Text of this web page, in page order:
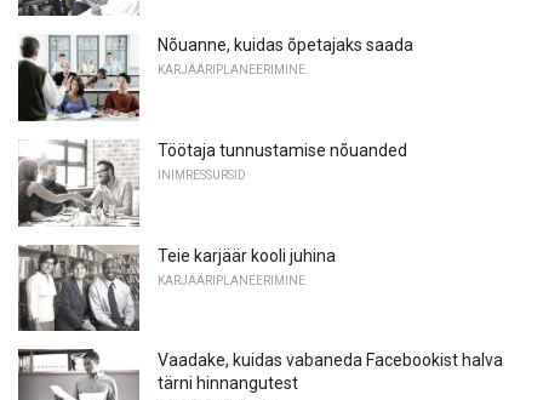
Nõuanne, kuidas õpetajaks saada
KARJÄÄRIPLANEERIMINE
Töötaja tunnustamise nõuanded
INIMRESSURSID
Teie karjäär kooli juhina
KARJÄÄRIPLANEERIMINE
Vaadake, kuidas vabaneda Facebookist halva
tärni hinnangutest